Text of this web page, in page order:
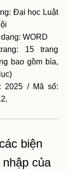
Đại học Luật
WORD
15 trang
bao gồm bìa,
2025 / Mã số:
biện
của